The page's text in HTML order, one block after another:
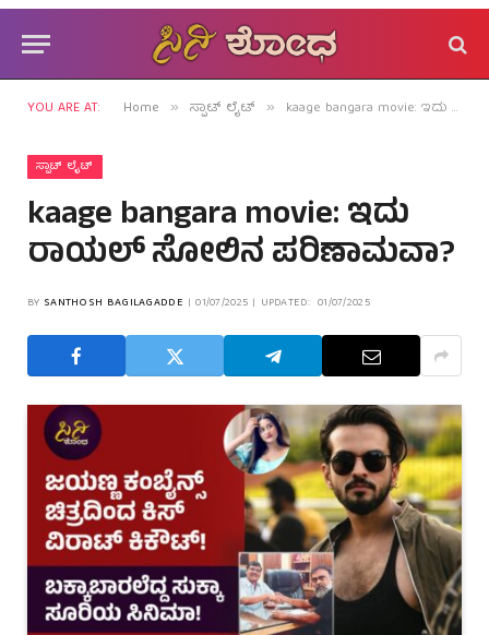
YOU ARE AT: Home » ಸ್ಪಾಟ್ ಲೈಟ್ » kaage bangara movie: ಇದು ರಾಯಲ್ ಸೋಲಿನ ಪರಿಣಾಮವಾ?
ಸ್ಪಾಟ್ ಲೈಟ್
kaage bangara movie: ಇದು
ರಾಯಲ್ ಸೋಲಿನ ಪರಿಣಾಮವಾ?
BY SANTHOSH BAGILAGADDE 01/07/2025 UPDATED: 01/07/2025